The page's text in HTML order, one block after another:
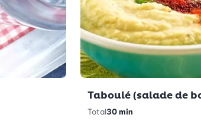
Taboulé (salade de
Total30 min